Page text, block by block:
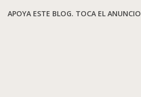
APOYA ESTE BLOG. TOCA EL ANUNCIO